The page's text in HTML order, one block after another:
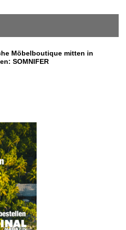
Möbelboutique mitten in
SOMNIFER